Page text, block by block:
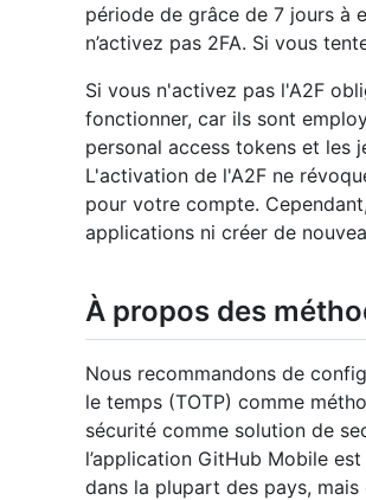
période de grâce de 7 jours à
n’activez pas 2FA. Si vous
Si vous n'activez pas l'A2F
fonctionner, car ils sont
personal access tokens et les
L'activation de l'A2F ne
pour votre compte.
applications ni créer de
À propos des
Nous recommandons de
le temps (TOTP) comme
sécurité comme solution de
l’application GitHub Mobile
dans la plupart des pays,